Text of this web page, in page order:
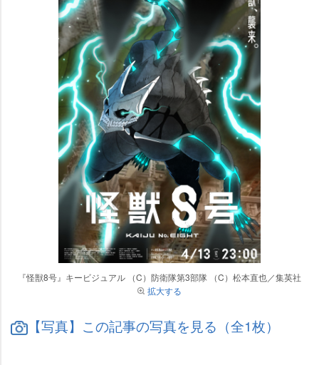
『怪獣8号』キービジュアル （C）防衛隊第3部隊 （C）松本直也／集英社
拡大する
【写真】この記事の写真を見る（全1枚）